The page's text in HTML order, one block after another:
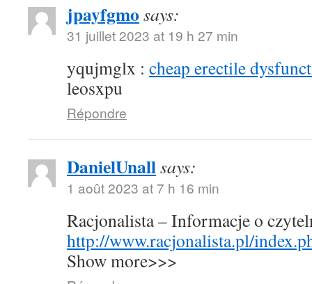
jpayfgmo says:
31 juillet 2023 at 19 h 27 min
yqujmglx : cheap erectile
leosxpu
Répondre
DanielUnallsays:
1 août 2023 at 7 h 16 min
Racjonalista – Informacje o
http://www.racjonalista.pl/
Show more>>>